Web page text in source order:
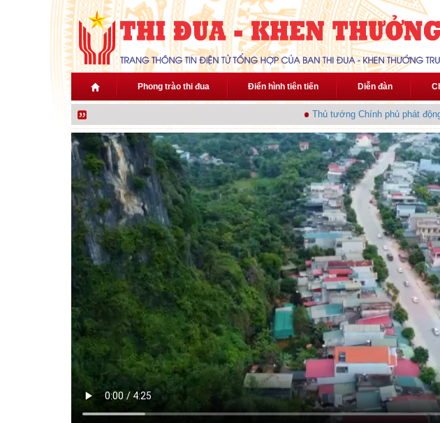
Nhảy đến nội dung
Phong trào thi đua Điển hình tiên tiến Diễn đàn
Thủ tướng Chính phủ phát động